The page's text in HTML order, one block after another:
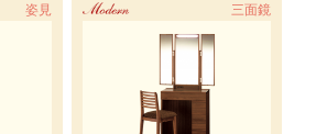
姿見 三面鏡